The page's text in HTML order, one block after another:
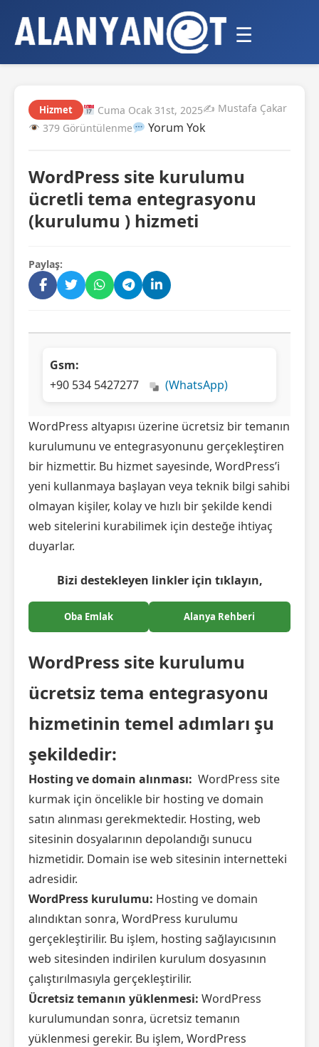
☰
Hizmet Cuma Ocak 31st, 2025✍️ Mustafa Çakar
379 Görüntülenme
Yorum Yok
WordPress site kurulumu
ücretli tema entegrasyonu
(kurulumu ) hizmeti
Paylaş:
Gsm:
+90 534 5427277
(WhatsApp)
WordPress altyapısı üzerine ücretsiz bir temanın
kurulumunu ve entegrasyonunu gerçekleştiren
bir hizmettir. Bu hizmet sayesinde, WordPress’i
yeni kullanmaya başlayan veya teknik bilgi sahibi
olmayan kişiler, kolay ve hızlı bir şekilde kendi
web sitelerini kurabilimek için desteğe ihtiyaç
duyarlar.
Bizi destekleyen linkler için tıklayın,
Oba Emlak Alanya Rehberi
WordPress site kurulumu
ücretsiz tema entegrasyonu
hizmetinin temel adımları şu
şekildedir:
Hosting ve domain alınması: WordPress site
kurmak için öncelikle bir hosting ve domain
satın alınması gerekmektedir. Hosting, web
sitesinin dosyalarının depolandığı sunucu
hizmetidir. Domain ise web sitesinin internetteki
adresidir.
WordPress kurulumu: Hosting ve domain
alındıktan sonra, WordPress kurulumu
gerçekleştirilir. Bu işlem, hosting sağlayıcısının
web sitesinden indirilen kurulum dosyasının
çalıştırılmasıyla gerçekleştirilir.
Ücretsiz temanın yüklenmesi: WordPress
kurulumundan sonra, ücretsiz temanın
yüklenmesi gerekir. Bu işlem, WordPress